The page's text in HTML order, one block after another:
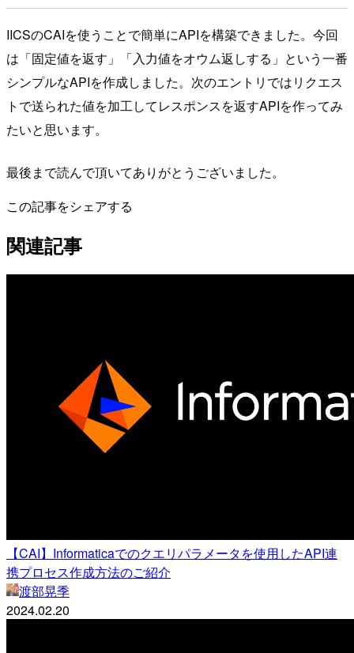
IICSのCAIを使うことで簡単にAPIを構築できました。今回
は「固定値を返す」「入力値をオウム返しする」という一番
シンプルなAPIを作成しました。次のエントリではリクエス
トで送られた値を加工してレスポンスを返すAPIを作ってみ
たいと思います。
最後まで読んで頂いてありがとうございました。
この記事をシェアする
関連記事
【CAI】Informaticaでのクエリパラメータを使用したAPI連
携プロセス作成方法のご紹介
渡部晃季
2024.02.20